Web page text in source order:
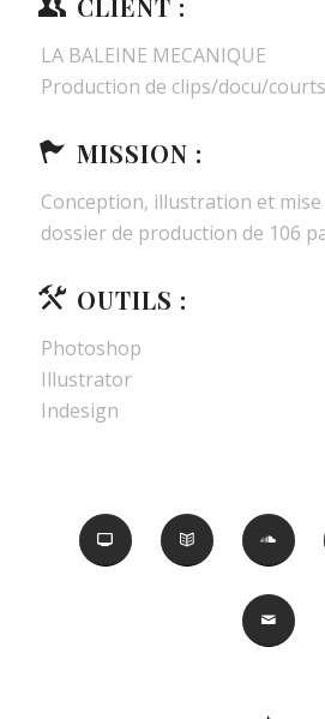
LA BALEINE MECANIQUE
Production de clips/docu/
MISSION :
Conception, illustration et mise
dossier de production de 106
OUTILS :
Photoshop
Illustrator
Indesign